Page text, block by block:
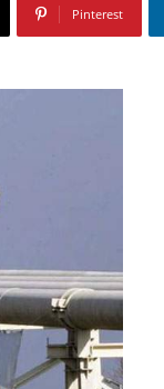
Pinterest